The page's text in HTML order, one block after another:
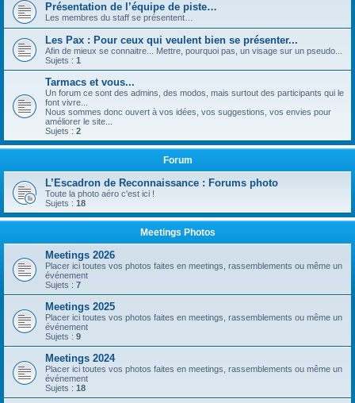
Présentation de l’équipe de piste…
Les membres du staff se présentent…
Les Pax : Pour ceux qui veulent bien se présenter...
Afin de mieux se connaitre... Mettre, pourquoi pas, un visage sur un pseudo...
Sujets : 1
Tarmacs et vous...
Un forum ce sont des admins, des modos, mais surtout des participants qui le
font vivre...
Nous sommes donc ouvert à vos idées, vos suggestions, vos envies pour
améliorer le site...
Sujets : 2
Forum
L’Escadron de Reconnaissance : Forums photo
Toute la photo aéro c'est ici !
Sujets : 18
Meetings Photos
Meetings 2026
Placer ici toutes vos photos faites en meetings, rassemblements ou même un
événement
Sujets : 7
Meetings 2025
Placer ici toutes vos photos faites en meetings, rassemblements ou même un
événement
Sujets : 9
Meetings 2024
Placer ici toutes vos photos faites en meetings, rassemblements ou même un
événement
Sujets : 18